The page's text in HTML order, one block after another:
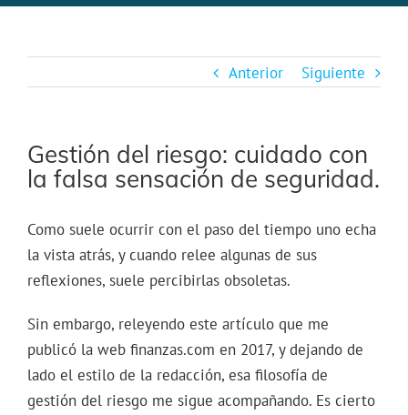
Anterior Siguiente
Gestión del riesgo: cuidado con
la falsa sensación de seguridad.
Como suele ocurrir con el paso del tiempo uno echa
la vista atrás, y cuando relee algunas de sus
reflexiones, suele percibirlas obsoletas.
Sin embargo, releyendo este artículo que me
publicó la web finanzas.com en 2017, y dejando de
lado el estilo de la redacción, esa filosofía de
gestión del riesgo me sigue acompañando. Es cierto